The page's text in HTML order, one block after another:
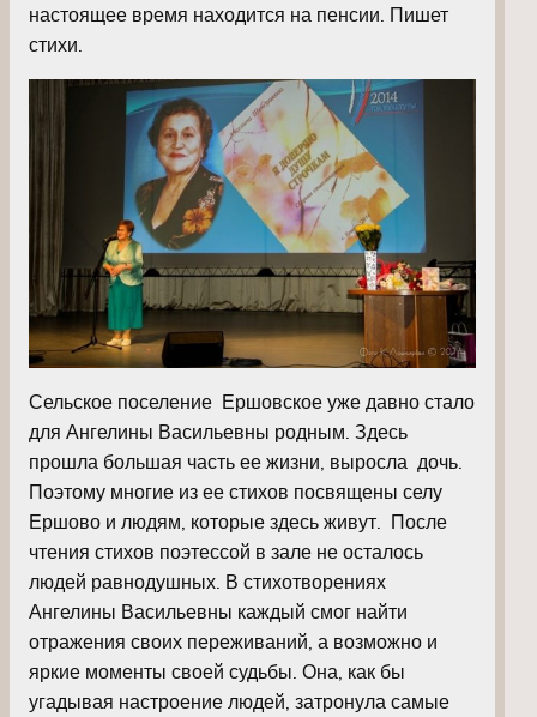
настоящее время находится на пенсии. Пишет
стихи.
Сельское поселение Ершовское уже давно стало
для Ангелины Васильевны родным. Здесь
прошла большая часть ее жизни, выросла дочь.
Поэтому многие из ее стихов посвящены селу
Ершово и людям, которые здесь живут. После
чтения стихов поэтессой в зале не осталось
людей равнодушных. В стихотворениях
Ангелины Васильевны каждый смог найти
отражения своих переживаний, а возможно и
яркие моменты своей судьбы. Она, как бы
угадывая настроение людей, затронула самые